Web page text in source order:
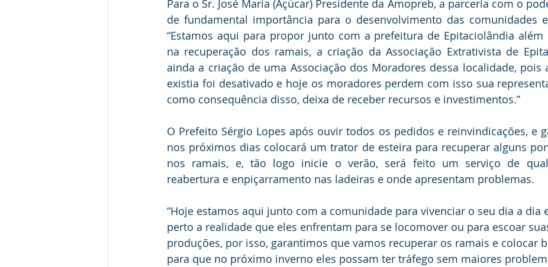
Para o Sr. José Maria (Açúcar) Presidente da Amopreb, a parceria com o
de fundamental importância para o desenvolvimento das comunidades
“Estamos aqui para propor junto com a prefeitura de Epitaciolândia além
na recuperação dos ramais, a criação da Associação Extrativista de
ainda a criação de uma Associação dos Moradores dessa localidade, pois
existia foi desativado e hoje os moradores perdem com isso sua
como consequência disso, deixa de receber recursos e investimentos.”
O Prefeito Sérgio Lopes após ouvir todos os pedidos e reinvindicações, e
nos próximos dias colocará um trator de esteira para recuperar alguns
nos ramais, e, tão logo inicie o verão, será feito um serviço de
reabertura e enpiçarramento nas ladeiras e onde apresentam problemas.
“Hoje estamos aqui junto com a comunidade para vivenciar o seu dia a dia
perto a realidade que eles enfrentam para se locomover ou para escoar
produções, por isso, garantimos que vamos recuperar os ramais e colocar
para que no próximo inverno eles possam ter tráfego sem maiores